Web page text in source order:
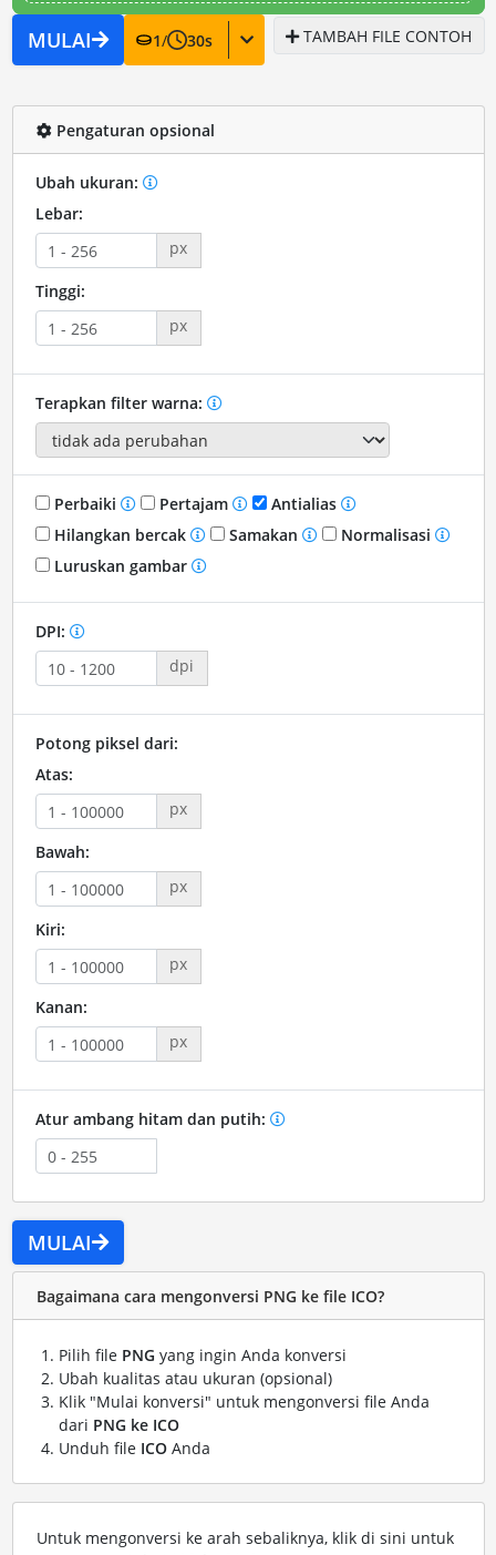
MULAI 1/ 30s TAMBAH FILE CONTOH
Pengaturan opsional
Ubah ukuran:
Lebar:
px
Tinggi:
px
Terapkan filter warna:
Perbaiki Pertajam
Antialias
Hilangkan bercak
Samakan
Normalisasi
Luruskan gambar
DPI:
dpi
Potong piksel dari:
Atas:
px
Bawah:
px
Kiri:
px
Kanan:
px
Atur ambang hitam dan putih:
MULAI
Bagaimana cara mengonversi PNG ke file ICO?
Pilih file PNG yang ingin Anda konversi
Ubah kualitas atau ukuran (opsional)
Klik "Mulai konversi" untuk mengonversi file Anda
dari PNG ke ICO
Unduh file ICOAnda
Untuk mengonversi ke arah sebaliknya, klik di sini untuk